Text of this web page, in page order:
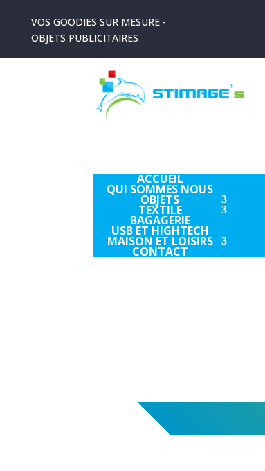
VOS GOODIES SUR MESURE -
OBJETS PUBLICITAIRES
ACCUEIL
QUI SOMMES NOUS
OBJETS
TEXTILE
BAGAGERIE
USB ET HIGHTECH
MAISON ET LOISIRS
CONTACT